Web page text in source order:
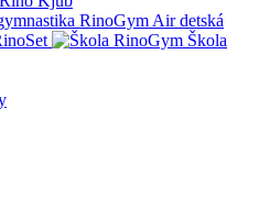
RinoGym Air detská
Škola